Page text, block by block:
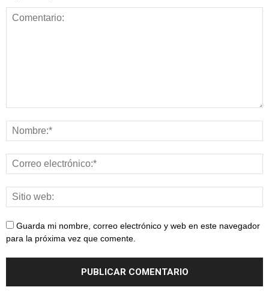
Guarda mi nombre, correo electrónico y web en este navegador
para la próxima vez que comente.